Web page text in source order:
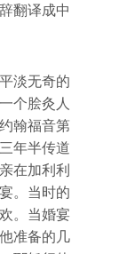
翻译成中
淡无奇的
个脍灸人
翰福音第
年半传道
在加利利
。当时的
。当婚宴
准备的几